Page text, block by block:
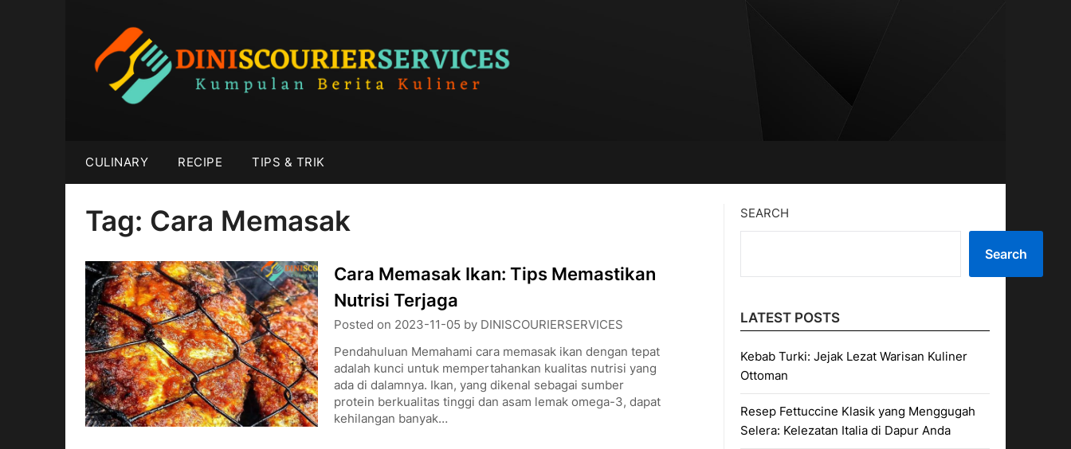
CULINARY RECIPE TIPS & TRIK
Tag: Cara Memasak
Cara Memasak Ikan: Tips Memastikan
Nutrisi Terjaga
Posted on 2023-11-05 by DINISCOURIERSERVICES
Pendahuluan Memahami cara memasak ikan dengan tepat
adalah kunci untuk mempertahankan kualitas nutrisi yang
ada di dalamnya. Ikan, yang dikenal sebagai sumber
protein berkualitas tinggi dan asam lemak omega-3, dapat
kehilangan banyak…
SEARCH
Search
LATEST POSTS
Kebab Turki: Jejak Lezat Warisan Kuliner
Ottoman
Resep Fettuccine Klasik yang Menggugah
Selera: Kelezatan Italia di Dapur Anda